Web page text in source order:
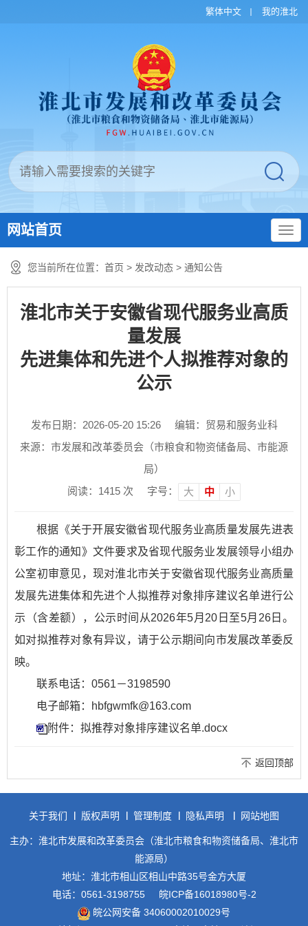
繁体中文 我的淮北
网站首页
您当前所在位置： 首页 > 发改动态 > 通知公告
淮北市关于安徽省现代服务业高质
量发展
先进集体和先进个人拟推荐对象的
公示
发布日期：2026-05-20 15:26
编辑：贸易和服务业科
来源：市发展和改革委员会（市粮食和物资储备局、市能源
局）
阅读： 1415 次 字号： 大 中 小
根据《关于开展安徽省现代服务业高质量发展先进表
彰工作的通知》文件要求及省现代服务业发展领导小组办
公室初审意见，现对淮北市关于安徽省现代服务业高质量
发展先进集体和先进个人拟推荐对象排序建议名单进行公
示（含差额），公示时间从2026年5月20日至5月26日。
如对拟推荐对象有异议，请于公示期间向市发展改革委反
映。
联系电话：0561－3198590
电子邮箱：hbfgwmfk@163.com
附件：拟推荐对象排序建议名单.docx
返回顶部
关于我们 版权声明 管理制度 隐私声明 网站地图
主办：淮北市发展和改革委员会（淮北市粮食和物资储备局、淮北市
能源局）
地址：淮北市相山区相山中路35号金方大厦
电话：0561-3198755
皖ICP备16018980号-2
皖公网安备 34060002010029号